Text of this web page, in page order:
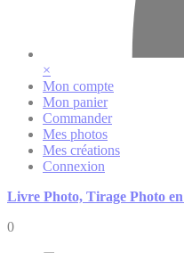
×
Mon compte
Mon panier
Commander
Mes photos
Mes créations
Connexion
Livre Photo, Tirage Photo
0